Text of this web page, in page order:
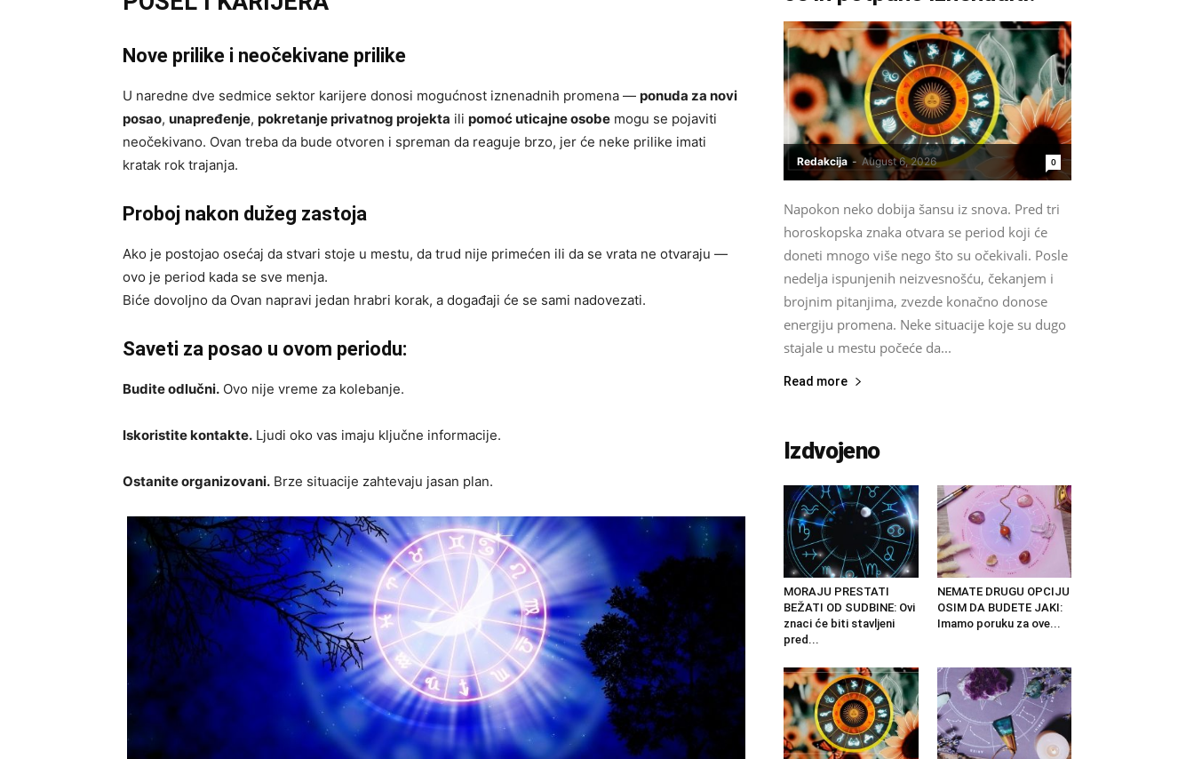
Nove prilike i neočekivane prilike
U naredne dve sedmice sektor karijere donosi mogućnost iznenadnih promena — ponuda za novi
posao, unapređenje, pokretanje privatnog projekta ili pomoć uticajne osobe mogu se pojaviti
neočekivano. Ovan treba da bude otvoren i spreman da reaguje brzo, jer će neke prilike imati
kratak rok trajanja.
Proboj nakon dužeg zastoja
Ako je postojao osećaj da stvari stoje u mestu, da trud nije primećen ili da se vrata ne otvaraju —
ovo je period kada se sve menja.
Biće dovoljno da Ovan napravi jedan hrabri korak, a događaji će se sami nadovezati.
Saveti za posao u ovom periodu:
Budite odlučni. Ovo nije vreme za kolebanje.
Iskoristite kontakte. Ljudi oko vas imaju ključne informacije.
Ostanite organizovani. Brze situacije zahtevaju jasan plan.
Redakcija - August 6, 2026 0
Napokon neko dobija šansu iz snova. Pred tri
horoskopska znaka otvara se period koji će
doneti mnogo više nego što su očekivali. Posle
nedelja ispunjenih neizvesnošću, čekanjem i
brojnim pitanjima, zvezde konačno donose
energiju promena. Neke situacije koje su dugo
stajale u mestu počeće da...
Read more
Izdvojeno
MORAJU PRESTATI
BEŽATI OD SUDBINE: Ovi
znaci će biti stavljeni
pred...
NEMATE DRUGU OPCIJU
OSIM DA BUDETE JAKI:
Imamo poruku za ove...